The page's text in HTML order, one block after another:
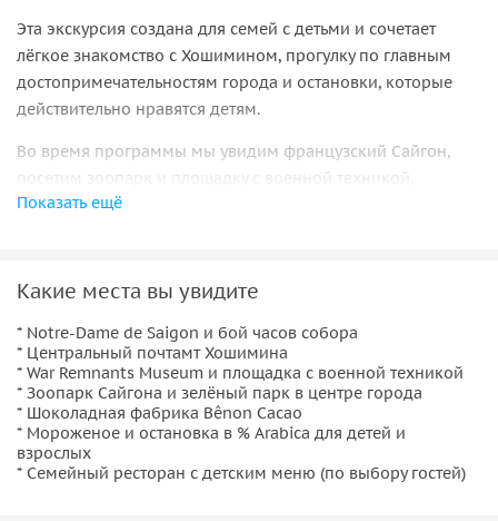
Эта экскурсия создана для семей с детьми и сочетает
лёгкое знакомство с Хошимином, прогулку по главным
достопримечательностям города и остановки, которые
действительно нравятся детям.
Во время программы мы увидим французский Сайгон,
посетим зоопарк и площадку с военной техникой,
попробуем шоколад и мороженое и проведём день в
Показать ещё
Какие места вы увидите
* Notre-Dame de Saigon и бой часов собора
* Центральный почтамт Хошимина
* War Remnants Museum и площадка с военной техникой
* Зоопарк Сайгона и зелёный парк в центре города
* Шоколадная фабрика Bênon Cacao
* Мороженое и остановка в % Arabica для детей и
взрослых
* Семейный ресторан с детским меню (по выбору гостей)